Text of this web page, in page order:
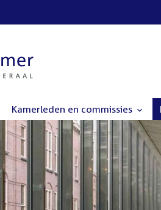
Kamerleden en commissies